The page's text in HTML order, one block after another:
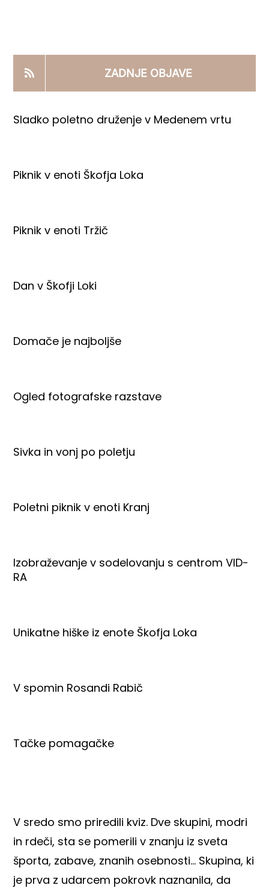
PRODAJNI IZDELKI
AKTUALNO
ZADNJE OBJAVE
Sladko poletno druženje v Medenem vrtu
Piknik v enoti Škofja Loka
Piknik v enoti Tržič
Dan v Škofji Loki
Domače je najboljše
Ogled fotografske razstave
Sivka in vonj po poletju
Poletni piknik v enoti Kranj
Izobraževanje v sodelovanju s centrom VID-
RA
Unikatne hiške iz enote Škofja Loka
V spomin Rosandi Rabič
Tačke pomagačke
V sredo smo priredili kviz. Dve skupini, modri
in rdeči, sta se pomerili v znanju iz sveta
športa, zabave, znanih osebnosti… Skupina, ki
je prva z udarcem pokrovk naznanila, da